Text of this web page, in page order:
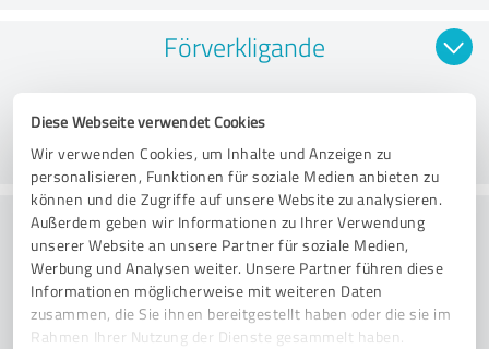
Diese Webseite verwendet Cookies
Wir verwenden Cookies, um Inhalte und Anzeigen zu
personalisieren, Funktionen für soziale Medien anbieten zu
können und die Zugriffe auf unsere Website zu analysieren.
Außerdem geben wir Informationen zu Ihrer Verwendung
unserer Website an unsere Partner für soziale Medien,
Werbung und Analysen weiter. Unsere Partner führen diese
Informationen möglicherweise mit weiteren Daten
zusammen, die Sie ihnen bereitgestellt haben oder die sie im
Rahmen Ihrer Nutzung der Dienste gesammelt haben.
Förverkligande
Rådgivning